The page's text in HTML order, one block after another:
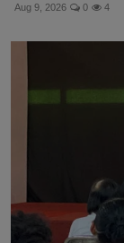
Aug 9, 2026 0 4